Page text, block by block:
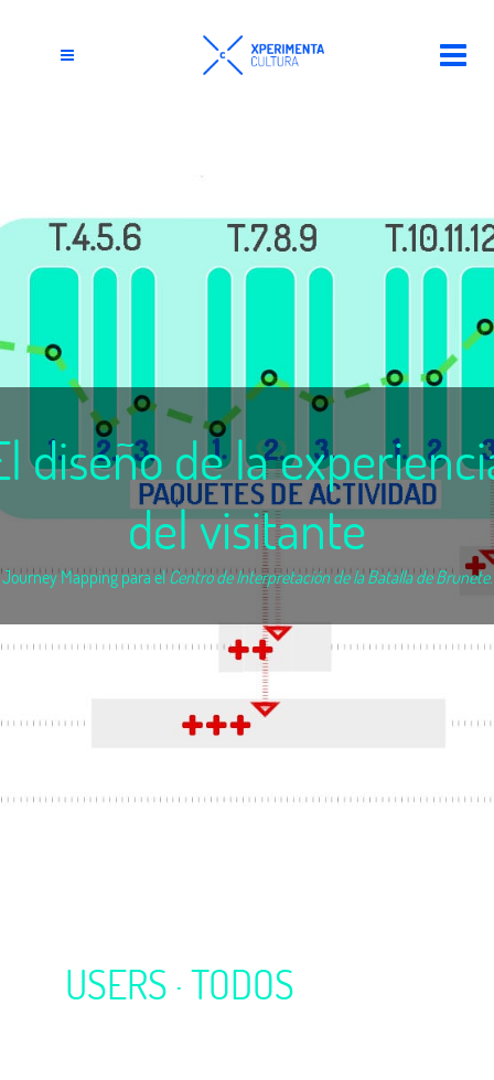
diseño de la
del visitante
Journey Mapping para elCentro de Interpretación de la Batalla de Brunete.
USERS ·TODOS